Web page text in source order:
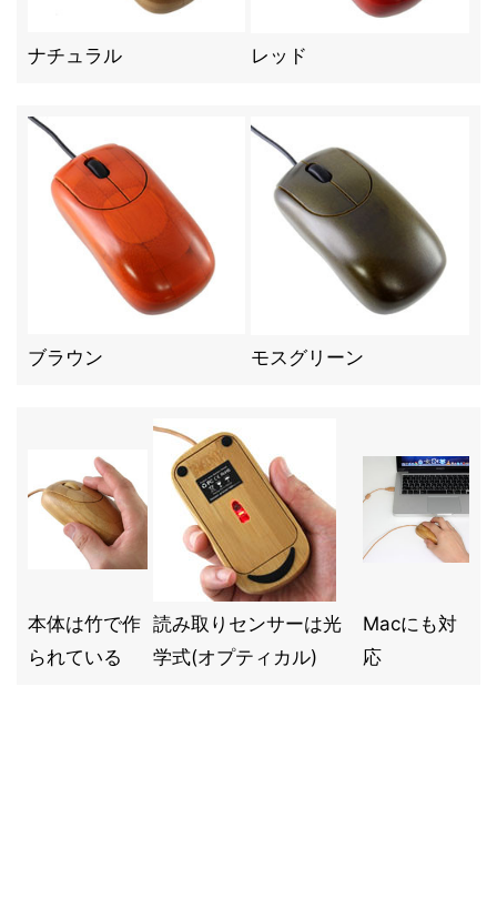
ナチュラル レッド
ブラウン モスグリーン
本体は竹で作
られている
読み取りセンサーは光
学式(オプティカル)
Macにも対
応